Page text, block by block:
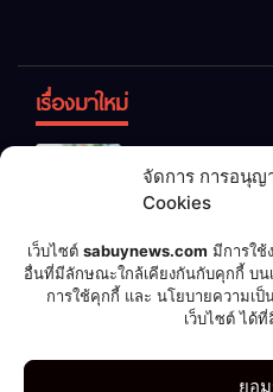
จัดการ การอนุญ
Cookies
เว็บไซต์ sabuynews.com มีการใช้
อื่นที่มีลักษณะใกล้เคียงกันกับคุกกี้ บน
การใช้คุกกี้ และ นโยบายความเ
เว็บไซต์ ได้
ยอ
เรื่องมาใหม่
ทิ้ง! เปลี่ยน
เป็น “ปุ๋ย
จุลินทรีย์”
บำรุงพืช ง่าย
นิดเดียว
เชื่อพ่อแล้ว
รวย! หนุ่มทำ
ตามคำ
ลอตเตอรี่
บอลโลก 2022